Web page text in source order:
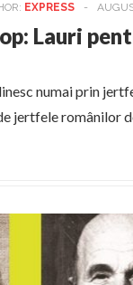
EXPRESS -
Lauri
numai prin
jertfele românilor